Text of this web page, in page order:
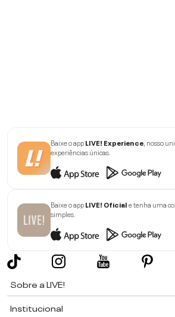
Baixe o appLIVE! Experience , nosso
experiências únicas.
Baixe o appLIVE! Oficiale tenha uma
simples.
Sobre a LIVE!
Institucional